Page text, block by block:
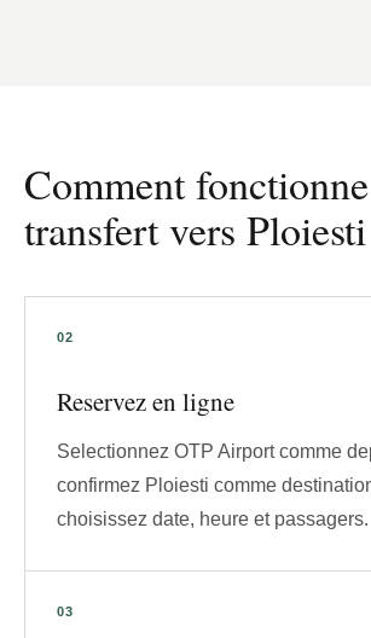
Comment
transfert vers Ploiesti
Reservez en ligne
Selectionnez OTP Airport comme
confirmez Ploiesti comme
choisissez date, heure et passagers.